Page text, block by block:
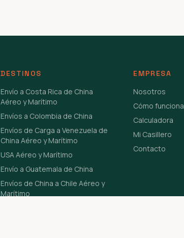
DESTINOS
Envío a Costa Rica de China
Aéreo y Marítimo
Envíos a Colombia de China
Envíos de Carga a Venezuela de
China Aéreo y Marítimo
USA Aéreo y Marítimo
Envío a Guatemala de China
Envíos de China a Chile Aéreo y
Marítimo
EMPRESA
Nosotros
Cómo funciona
Calculadora
Mi Casillero
Contacto